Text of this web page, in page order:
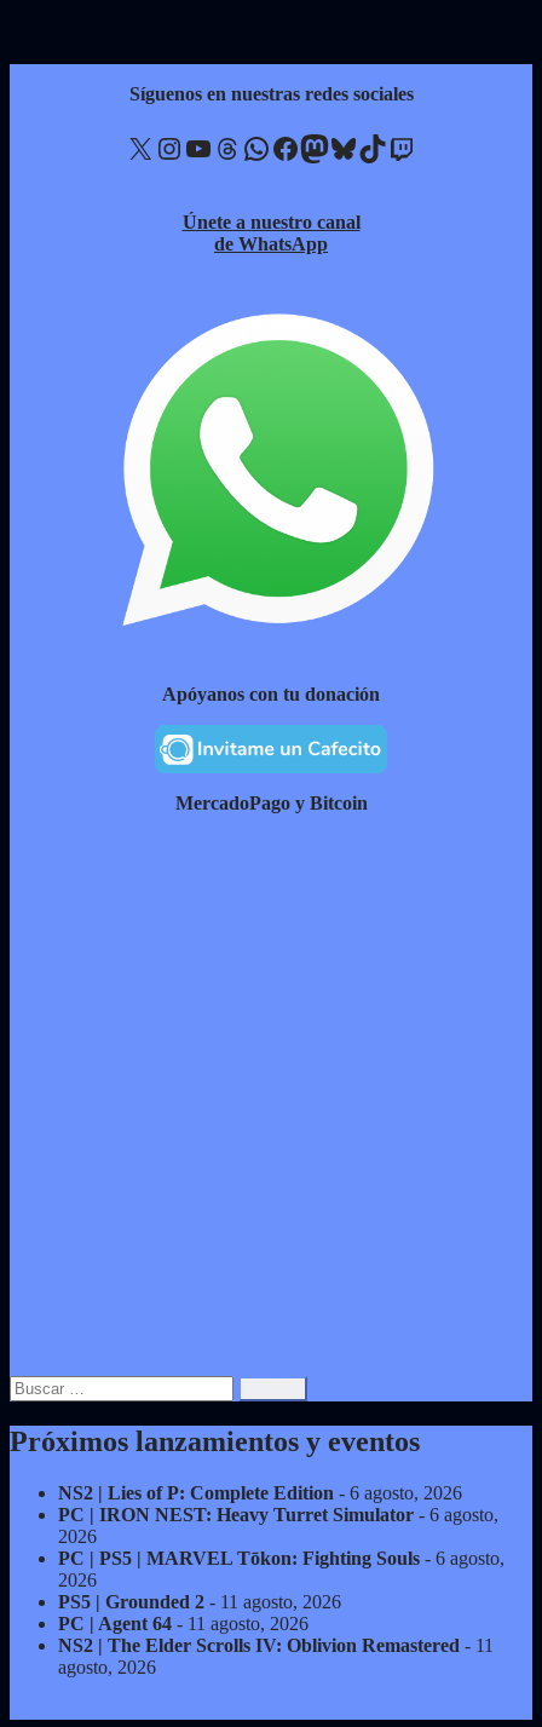
Síguenos en nuestras redes sociales
X Instagram YouTube Threads WhatsApp Facebook Mastodon Bluesky TikTok Twitch
Únete a nuestro canal
de WhatsApp
Apóyanos con tu donación
MercadoPago y Bitcoin
Buscar:
Próximos lanzamientos y eventos
NS2 | Lies of P: Complete Edition - 6 agosto, 2026
PC | IRON NEST: Heavy Turret Simulator - 6 agosto,
2026
PC | PS5 | MARVEL Tōkon: Fighting Souls - 6 agosto,
2026
PS5 | Grounded 2 - 11 agosto, 2026
PC | Agent 64 - 11 agosto, 2026
NS2 | The Elder Scrolls IV: Oblivion Remastered - 11
agosto, 2026